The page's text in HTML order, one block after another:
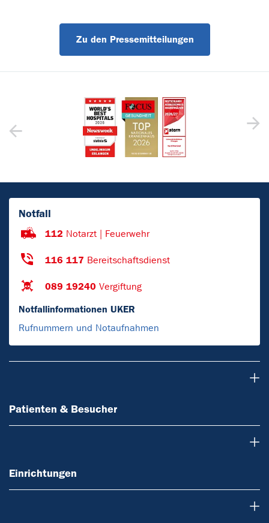
Zu den Pressemitteilungen
Notfall
112 Notarzt | Feuerwehr
116 117 Bereitschaftsdienst
089 19240 Vergiftung
Notfallinformationen UKER
Rufnummern und Notaufnahmen
Patienten & Besucher
Einrichtungen